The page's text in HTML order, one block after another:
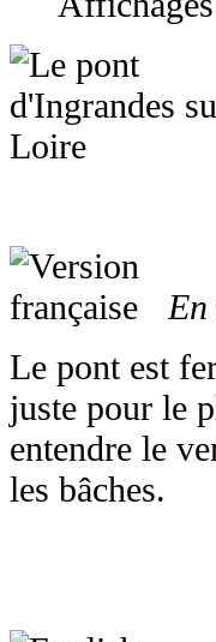
Le pont est
juste pour le
entendre le
les bâches.